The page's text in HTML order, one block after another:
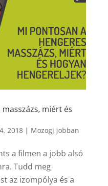
miért és
2018| Mozogj jobban
a filmen a jobb alsó
Tudd meg
az izompólya és a